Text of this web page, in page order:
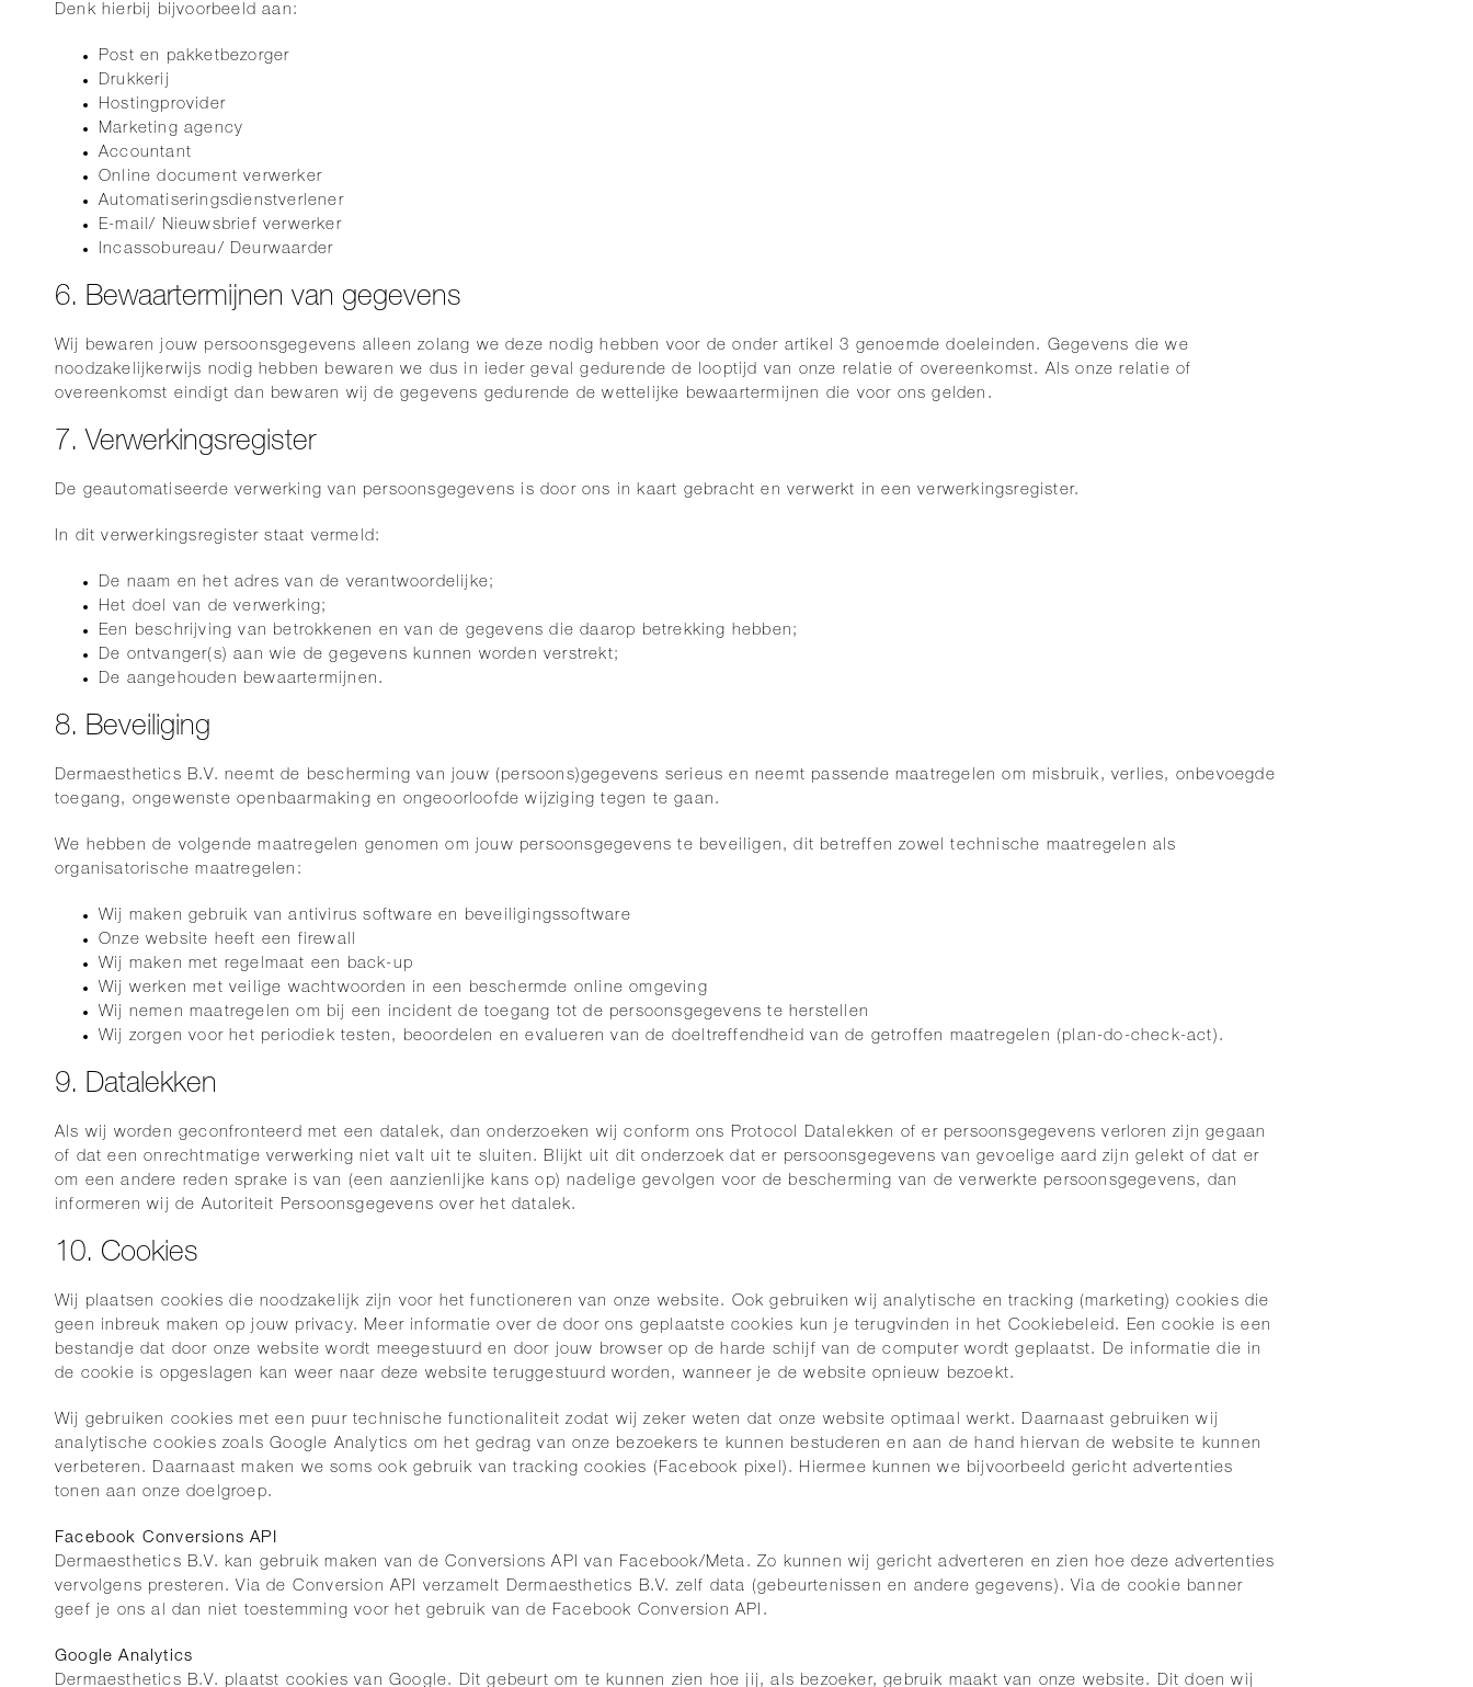
Denk hierbij bijvoorbeeld aan:
Post en pakketbezorger
Drukkerij
Hostingprovider
Marketing agency
Accountant
Online document verwerker
Automatiseringsdienstverlener
E-mail/ Nieuwsbrief verwerker
Incassobureau/ Deurwaarder
6. Bewaartermijnen van gegevens
Wij bewaren jouw persoonsgegevens alleen zolang we deze nodig hebben voor de onder artikel 3 genoemde doeleinden. Gegevens die we
noodzakelijkerwijs nodig hebben bewaren we dus in ieder geval gedurende de looptijd van onze relatie of overeenkomst. Als onze relatie of
overeenkomst eindigt dan bewaren wij de gegevens gedurende de wettelijke bewaartermijnen die voor ons gelden.
7. Verwerkingsregister
De geautomatiseerde verwerking van persoonsgegevens is door ons in kaart gebracht en verwerkt in een verwerkingsregister.
In dit verwerkingsregister staat vermeld:
De naam en het adres van de verantwoordelijke;
Het doel van de verwerking;
Een beschrijving van betrokkenen en van de gegevens die daarop betrekking hebben;
De ontvanger(s) aan wie de gegevens kunnen worden verstrekt;
De aangehouden bewaartermijnen.
8. Beveiliging
Dermaesthetics B.V. neemt de bescherming van jouw (persoons)gegevens serieus en neemt passende maatregelen om misbruik, verlies, onbevoegde
toegang, ongewenste openbaarmaking en ongeoorloofde wijziging tegen te gaan.
We hebben de volgende maatregelen genomen om jouw persoonsgegevens te beveiligen, dit betreffen zowel technische maatregelen als
organisatorische maatregelen:
Wij maken gebruik van antivirus software en beveiligingssoftware
Onze website heeft een firewall
Wij maken met regelmaat een back-up
Wij werken met veilige wachtwoorden in een beschermde online omgeving
Wij nemen maatregelen om bij een incident de toegang tot de persoonsgegevens te herstellen
Wij zorgen voor het periodiek testen, beoordelen en evalueren van de doeltreffendheid van de getroffen maatregelen (plan-do-check-act).
9. Datalekken
Als wij worden geconfronteerd met een datalek, dan onderzoeken wij conform ons Protocol Datalekken of er persoonsgegevens verloren zijn gegaan
of dat een onrechtmatige verwerking niet valt uit te sluiten. Blijkt uit dit onderzoek dat er persoonsgegevens van gevoelige aard zijn gelekt of dat er
om een andere reden sprake is van (een aanzienlijke kans op) nadelige gevolgen voor de bescherming van de verwerkte persoonsgegevens, dan
informeren wij de Autoriteit Persoonsgegevens over het datalek.
10. Cookies
Wij plaatsen cookies die noodzakelijk zijn voor het functioneren van onze website. Ook gebruiken wij analytische en tracking (marketing) cookies die
geen inbreuk maken op jouw privacy. Meer informatie over de door ons geplaatste cookies kun je terugvinden in het Cookiebeleid. Een cookie is een
bestandje dat door onze website wordt meegestuurd en door jouw browser op de harde schijf van de computer wordt geplaatst. De informatie die in
de cookie is opgeslagen kan weer naar deze website teruggestuurd worden, wanneer je de website opnieuw bezoekt.
Wij gebruiken cookies met een puur technische functionaliteit zodat wij zeker weten dat onze website optimaal werkt. Daarnaast gebruiken wij
analytische cookies zoals Google Analytics om het gedrag van onze bezoekers te kunnen bestuderen en aan de hand hiervan de website te kunnen
verbeteren. Daarnaast maken we soms ook gebruik van tracking cookies (Facebook pixel). Hiermee kunnen we bijvoorbeeld gericht advertenties
tonen aan onze doelgroep.
Facebook Conversions API
Dermaesthetics B.V. kan gebruik maken van de Conversions API van Facebook/Meta. Zo kunnen wij gericht adverteren en zien hoe deze advertenties
vervolgens presteren. Via de Conversion API verzamelt Dermaesthetics B.V. zelf data (gebeurtenissen en andere gegevens). Via de cookie banner
geef je ons al dan niet toestemming voor het gebruik van de Facebook Conversion API.
Google Analytics
Dermaesthetics B.V. plaatst cookies van Google. Dit gebeurt om te kunnen zien hoe jij, als bezoeker, gebruik maakt van onze website. Dit doen wij